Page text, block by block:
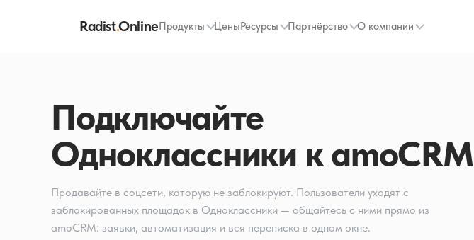
Radist.OnlineПродукты ЦеныРесурсы Партнёрство О компании
Подключайте
Одноклассники к amoCRM
Продавайте в соцсети, которую не заблокируют. Пользователи уходят с
заблокированных площадок в Одноклассники — общайтесь с ними прямо из
amoCRM: заявки, автоматизация и вся переписка в одном окне.